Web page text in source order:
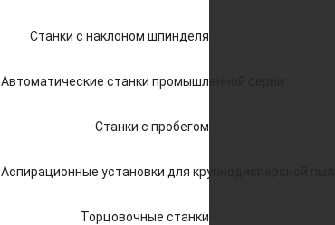
Станки с наклоном шпинделя
Автоматические станки промышленной серии
Станки с пробегом
Аспирационные установки для крупнодисперсной пыли
Торцовочные станки